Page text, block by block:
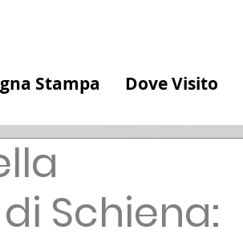
Stampa Dove Visito
Schiena: